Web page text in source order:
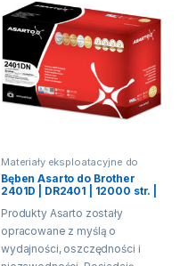
Materiały eksploatacyjne do
drukarek laserowych
Bęben Asarto do Brother
2401D | DR2401 | 12000 str. |
Produkty Asarto zostały
opracowane z myślą o
wydajności, oszczędności i